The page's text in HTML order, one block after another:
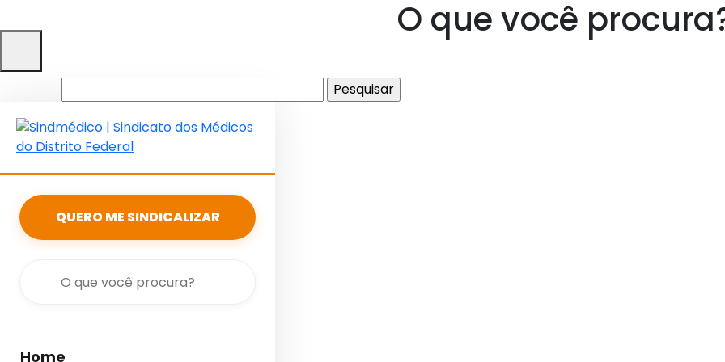
O que você
por:
QUERO ME SINDICALIZAR
Home